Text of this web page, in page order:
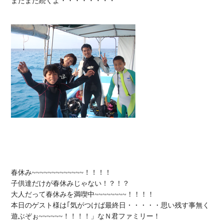
春休み~~~~~~~~~~~~~！！！！
子供達だけが春休みじゃない！？！？
大人だって春休みを満喫中~~~~~~~~！！！！
本日のゲスト様は｢気がつけば最終日・・・・・思い残す事無く
遊ぶぞぉ~~~~~~！！！！」なＮ君ファミリー！